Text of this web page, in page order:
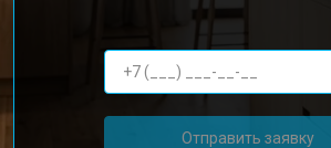
Отправить заявку